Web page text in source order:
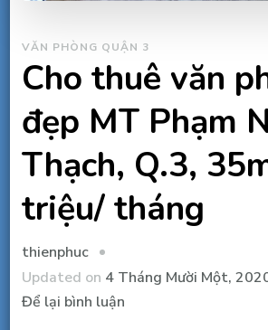
VĂN PHÒNG QUẬN 3
Cho thuê văn
đẹp MT Phạm
Thạch, Q.3,
triệu/ tháng
thienphuc
Updated on 4 Tháng Mười Một,
Để lại bình luậntại